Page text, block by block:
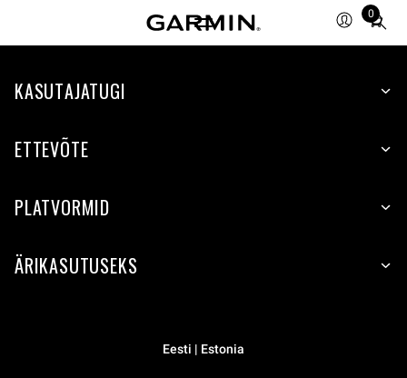
0
Total
items
cart:
KASUTAJATUGI
ETTEVÕTE
PLATVORMID
ÄRIKASUTUSEKS
Eesti | Estonia